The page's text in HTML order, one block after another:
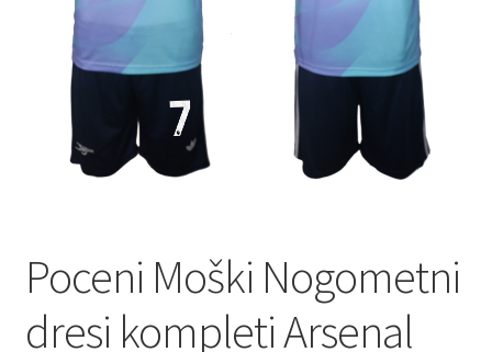
Zaključek nakupa
Poceni Moški Nogometni
dresi kompleti Arsenal